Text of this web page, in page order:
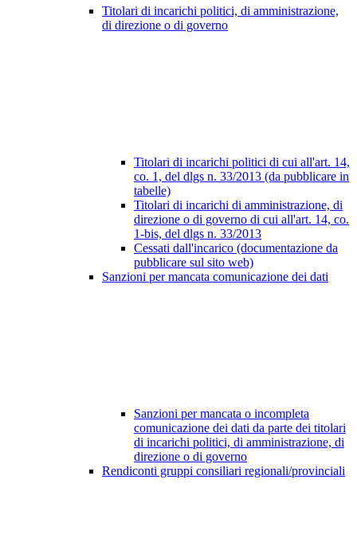
Titolari di incarichi politici, di amministrazione,
di direzione o di governo
Titolari di incarichi politici di cui all'art. 14,
co. 1, del dlgs n. 33/2013 (da pubblicare in
tabelle)
Titolari di incarichi di amministrazione, di
direzione o di governo di cui all'art. 14, co.
1-bis, del dlgs n. 33/2013
Cessati dall'incarico (documentazione da
pubblicare sul sito web)
Sanzioni per mancata comunicazione dei dati
Sanzioni per mancata o incompleta
comunicazione dei dati da parte dei titolari
di incarichi politici, di amministrazione, di
direzione o di governo
Rendiconti gruppi consiliari regionali/provinciali